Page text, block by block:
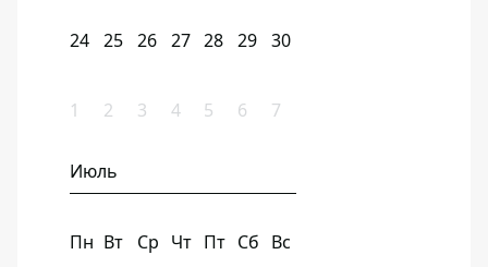
24 25 26 27 28 29 30
1 2 3 4 5 6 7
Июль
Пн Вт Ср Чт Пт Сб Вс